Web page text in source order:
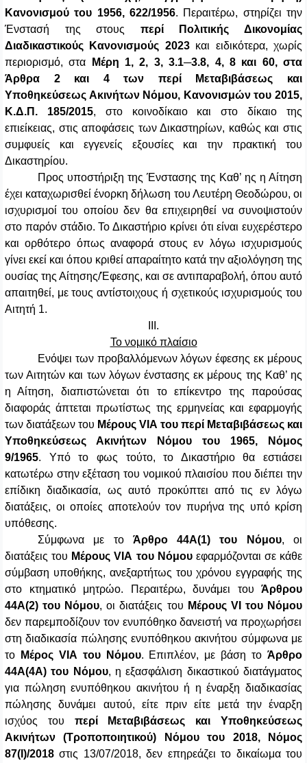
Κανονισμού του 1956, 622/1956. Περαιτέρω, στηρίζει την
Ένστασή της στους περί Πολιτικής Δικονομίας
Διαδικαστικούς Κανονισμούς 2023και ειδικότερα, χωρίς
περιορισμό, στα
Μέρη 1, 2, 3, 3.1─3.8, 4, 8 και 60, στα
Άρθρα 2 και 4 των περί Μεταβιβάσεως και
Υποθηκεύσεως Ακινήτων Νόμου, Κανονισμών του 2015,
Κ.Δ.Π. 185/2015, στο κοινοδίκαιο και στο δίκαιο της
επιείκειας, στις αποφάσεις των Δικαστηρίων, καθώς και στις
συμφυείς και εγγενείς εξουσίες και την πρακτική του
Δικαστηρίου.
Προς υποστήριξη της Ένστασης της Καθ’ ης η Αίτηση
έχει καταχωρισθεί ένορκη δήλωση του Λευτέρη Θεοδώρου, οι
ισχυρισμοί του οποίου δεν θα επιχειρηθεί να συνοψιστούν
στο παρόν στάδιο. Το Δικαστήριο κρίνει ότι είναι ευχερέστερο
και ορθότερο όπως αναφορά στους εν λόγω ισχυρισμούς
γίνει εκεί και όπου κριθεί απαραίτητο κατά την αξιολόγηση της
ουσίας της Αίτησης/Έφεσης, και σε αντιπαραβολή, όπου αυτό
απαιτηθεί, με τους αντίστοιχους ή σχετικούς ισχυρισμούς του
Αιτητή 1.
ΙΙΙ.
Το νομικό πλαίσιο
Ενόψει των προβαλλόμενων λόγων έφεσης εκ μέρους
των Αιτητών και των λόγων ένστασης εκ μέρους της Καθ’ ης
η Αίτηση, διαπιστώνεται ότι το επίκεντρο της παρούσας
διαφοράς άπτεται πρωτίστως της ερμηνείας και εφαρμογής
των διατάξεων του Μέρους VΙΑ του περί Μεταβιβάσεως και
Υποθηκεύσεως Ακινήτων Νόμου του 1965, Νόμος
9/1965. Υπό το φως τούτο, το Δικαστήριο θα εστιάσει
κατωτέρω στην εξέταση του νομικού πλαισίου που διέπει την
επίδικη διαδικασία, ως αυτό προκύπτει από τις εν λόγω
διατάξεις, οι οποίες αποτελούν τον πυρήνα της υπό κρίση
υπόθεσης.
Σύμφωνα με το Άρθρο 44Α(1) του Νόμου, οι
διατάξεις του Μέρους VIA του Νόμουεφαρμόζονται σε κάθε
σύμβαση υποθήκης, ανεξαρτήτως του χρόνου εγγραφής της
στο κτηματικό μητρώο. Περαιτέρω, δυνάμει του Άρθρου
44Α(2) του Νόμου, οι διατάξεις του Μέρους VI του Νόμου
δεν παρεμποδίζουν τον ενυπόθηκο δανειστή να προχωρήσει
στη διαδικασία πώλησης ενυπόθηκου ακινήτου σύμφωνα με
το
Μέρος VIA του Νόμου. Επιπλέον, με βάση τοΆρθρο
44Α(4Α) του Νόμου, η εξασφάλιση δικαστικού διατάγματος
για πώληση ενυπόθηκου ακινήτου ή η έναρξη διαδικασίας
πώλησης δυνάμει αυτού, είτε πριν είτε μετά την έναρξη
ισχύος του περί Μεταβιβάσεως και Υποθηκεύσεως
Ακινήτων (Τροποποιητικού) Νόμου του 2018, Νόμος
87(Ι)/2018 στις 13/07/2018, δεν επηρεάζει το δικαίωμα του